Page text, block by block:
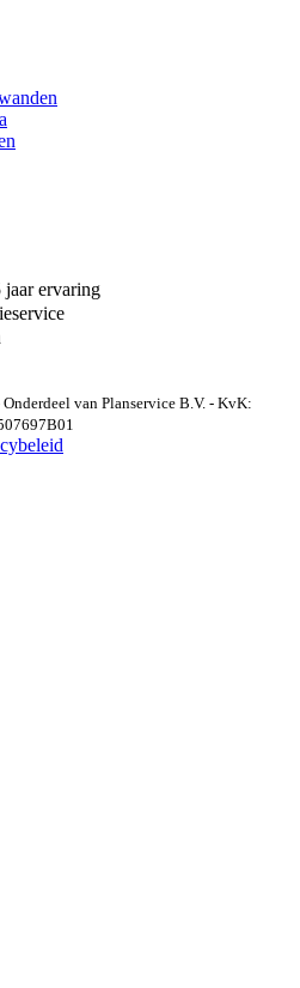
jaar ervaring
van Planservice B.V. - KvK: